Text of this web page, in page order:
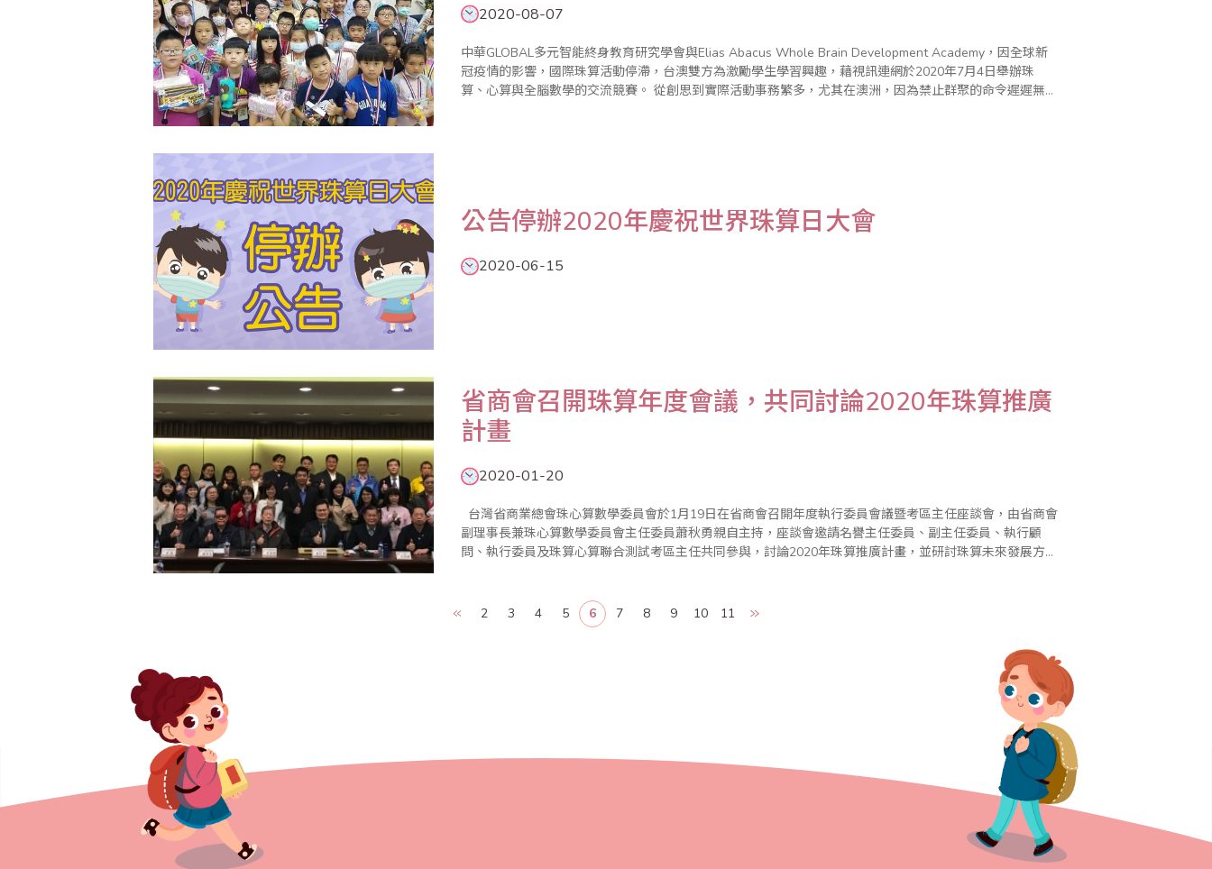
2020-08-07
中華GLOBAL多元智能終身教育研究學會與Elias Abacus Whole Brain Development Academy，因全球新
冠疫情的影響，國際珠算活動停滯，台澳雙方為激勵學生學習興趣，藉視訊連網於2020年7月4日舉辦珠
算、心算與全腦數學的交流競賽。 從創思到實際活動事務繁多，尤其在澳洲，因為禁止群聚的命令遲遲無法
公告停辦2020年慶祝世界珠算日大會
2020-06-15
​省商會召開珠算年度會議，共同討論2020年珠算推廣
計畫
2020-01-20
副理事長兼珠心算數學委員會主任委員蕭秋勇親自主持，座談會邀請名譽主任委員、副主任委員、執行顧
問、執行委員及珠算心算聯合測試考區主任共同參與，討論2020年珠算推廣計畫，並研討珠算未來發展方
2 3 4 5 6 7 8 9 10 11